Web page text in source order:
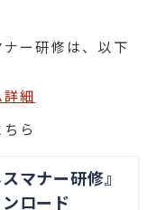
ー研修は、以下
細
ら
マナー研修』
ロード